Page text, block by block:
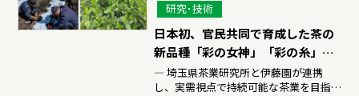
研究･技術
日本初、官民共同で育成した茶の
新品種「彩の女神」「彩の糸」を
出願
― 埼玉県茶業研究所と伊藤園が連携
し、実需視点で持続可能な茶業を目指す